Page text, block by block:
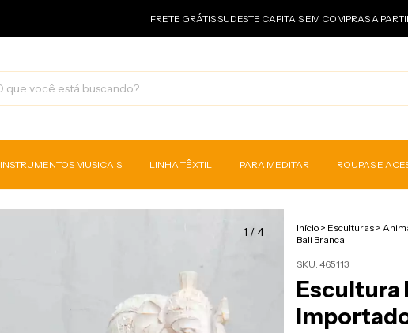
FRETE GRÁTIS SUDESTE CAPITAIS EM COMPRAS A PARTIR DE
INSTRUMENTOS MUSICAIS LINHA TÊXTIL PARA MEDITAR ROUPAS E
1 /4 Início > Esculturas >
Bali Branca
SKU: 465113
Escultura